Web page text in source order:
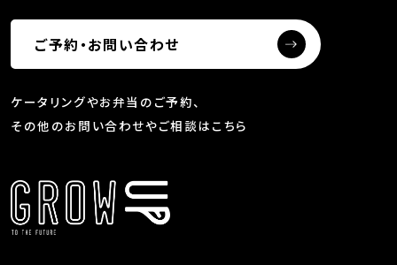
ご予約・お問い合わせ
ケータリングやお弁当のご予約、
その他のお問い合わせやご相談はこちら